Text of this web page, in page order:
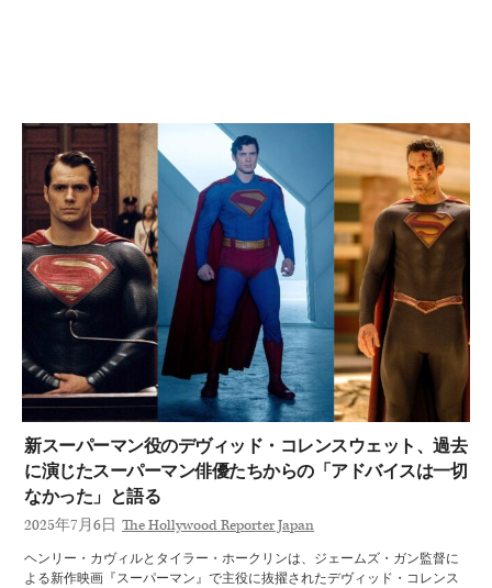
新スーパーマン役のデヴィッド・コレンスウェット、過去
に演じたスーパーマン俳優たちからの「アドバイスは一切
なかった」と語る
2025年7月6日 The Hollywood Reporter Japan
ヘンリー・カヴィルとタイラー・ホークリンは、ジェームズ・ガン監督に
よる新作映画『スーパーマン』で主役に抜擢されたデヴィッド・コレンス